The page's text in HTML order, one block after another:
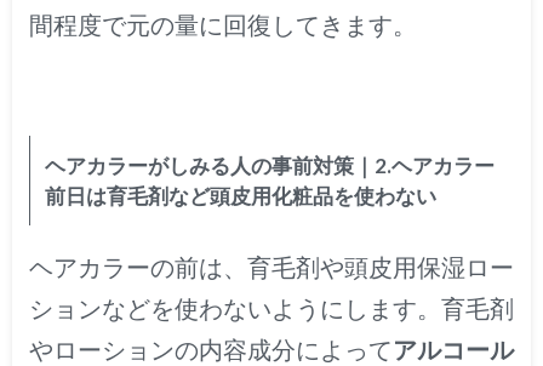
間程度で元の量に回復してきます。
ヘアカラーがしみる人の事前対策｜2.ヘアカラー
前日は育毛剤など頭皮用化粧品を使わない
ヘアカラーの前は、育毛剤や頭皮用保湿ロー
ションなどを使わないようにします。育毛剤
やローションの内容成分によってアルコール